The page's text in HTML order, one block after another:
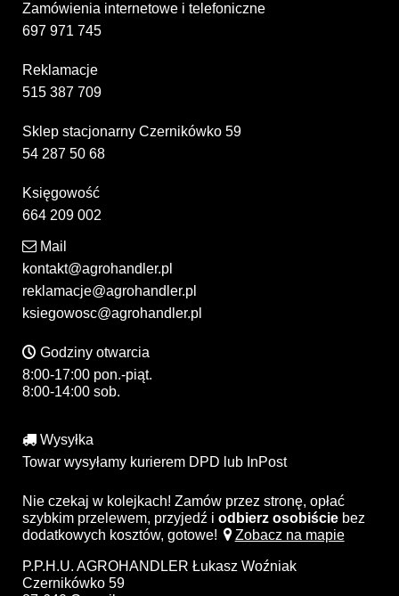
Zamówienia internetowe i telefoniczne
697 971 745
Reklamacje
515 387 709
Sklep stacjonarny Czernikówko 59
54 287 50 68
Księgowość
664 209 002
Mail
kontakt@agrohandler.pl
reklamacje@agrohandler.pl
ksiegowosc@agrohandler.pl
Godziny otwarcia
8:00-17:00 pon.-piąt.
8:00-14:00 sob.
Wysyłka
Towar wysyłamy kurierem DPD lub InPost
Nie czekaj w kolejkach! Zamów przez stronę, opłać
szybkim przelewem, przyjedź i odbierz osobiście bez
dodatkowych kosztów, gotowe!
Zobacz na mapie
P.P.H.U. AGROHANDLER Łukasz Woźniak
Czernikówko 59